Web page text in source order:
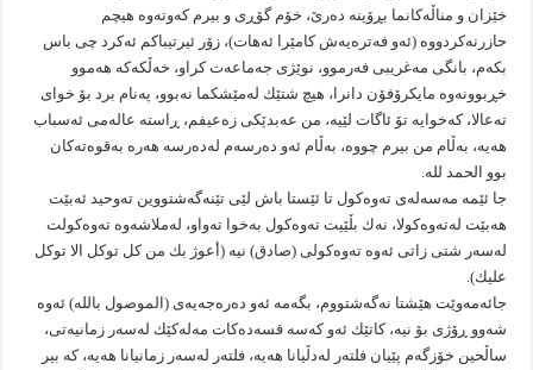
خێزان و مناڵه‌كانما بڕۆینه‌ ده‌رێ، خۆم گۆڕى و بیرم كه‌وته‌وه‌ هیچم
حازرنه‌كردووه‌ (ئه‌و فه‌تره‌یه‌ش كامێرا ئه‌هات)، زۆر ئیرتیباكم ئه‌كرد چى باس
بكه‌م، بانگى مه‌غریبى فه‌رموو، نوێژى جه‌ماعه‌ت كراو، خه‌ڵكه‌كه‌ هه‌موو
خڕبوونه‌وه‌ مایكرۆفۆن دانرا، هیچ شتێك له‌مێشكما نه‌بوو، په‌نام برد بۆ خواى
ته‌عالا، كه‌خوایه‌ تۆ ئاگات لێیه‌، من عه‌بدێكى زه‌عیفم، ڕاسته‌ عاله‌مى ئه‌سباب
هه‌یه‌، به‌ڵام من بیرم چووه‌، به‌ڵام ئه‌و ده‌رسه‌م له‌ده‌رسه‌ هه‌ره‌ به‌قوه‌ته‌كان
بوو الحمد لله.
جا ئێمه‌ مه‌سه‌له‌ى ته‌وه‌كول تا ئێستا باش لێى تێنه‌گه‌شتووین ته‌وحید ئه‌بێت
هه‌بێت له‌ته‌وه‌كولا، نه‌ك بڵێیت ته‌وه‌كول به‌خوا ته‌واو، له‌ملاشه‌وه‌ ته‌وه‌كولت
له‌سه‌ر شتى زاتى ئه‌وه‌ ته‌وه‌كولى (صادق) نیه‌ (أعوژ بك من كل توكل الا توكل
علیك).
جائه‌مه‌وێت هێشتا نه‌گه‌شتووم، بگه‌مه‌ ئه‌و ده‌ره‌جه‌یه‌ى (الموصول بالله) ئه‌وه‌
شه‌وو ڕۆژى بۆ نیه‌، كاتێك ئه‌و كه‌سه‌ قسه‌ده‌كات مه‌له‌كێك له‌سه‌ر زمانیه‌تى،
ساڵحین خۆزگه‌م پێیان فلته‌ر له‌دڵیانا هه‌یه‌، فلته‌ر له‌سه‌ر زمانیانا هه‌یه‌، كه‌ بیر